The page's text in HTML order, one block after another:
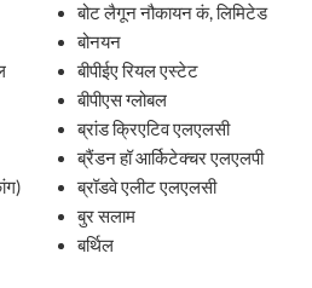
बोट लैगून नौकायन कं, लिमिटेड
बोनयन
बीपीईए रियल एस्टेट
बीपीएस ग्लोबल
ब्रांड क्रिएटिव एलएलसी
ब्रैंडन हॉ आर्किटेक्चर एलएलपी
ब्रॉडवे एलीट एलएलसी
बुर सलाम
बर्थिल